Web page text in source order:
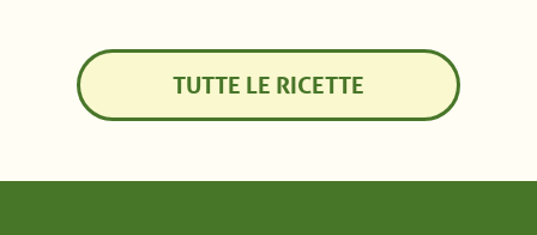
TUTTE LE RICETTE